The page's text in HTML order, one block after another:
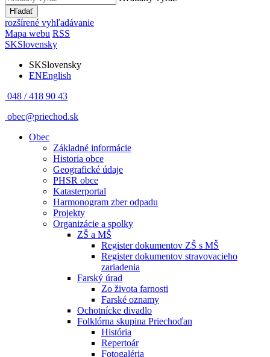
Hľadať
rozšírené vyhľadávanie
Mapa webu RSS
SKSlovensky
SKSlovensky
ENEnglish
048 / 418 90 43
obec@priechod.sk
Obec
Základné informácie
Historia obce
Geografické údaje
PHSR obce
Katasterportal
Harmonogram zber odpadu
Projekty
Organizácie a spolky
ZŠ a MŠ
Register dokumentov ZŠ s MŠ
Register dokumentov stravovacieho
zariadenia
Farský úrad
Zo života farnosti
Farské oznamy
Ochotnícke divadlo
Folklórna skupina Priechoďan
História
Repertoár
Fotogaléria